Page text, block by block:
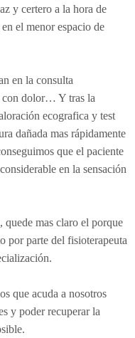
y certero a la hora de
el menor espacio de
en la consulta
con dolor… Y tras la
ecografica y test
dañada mas rápidamente
que el paciente
en la sensación
quede mas claro el porque
por parte del fisioterapeuta
que acuda a nosotros
y poder recuperar la